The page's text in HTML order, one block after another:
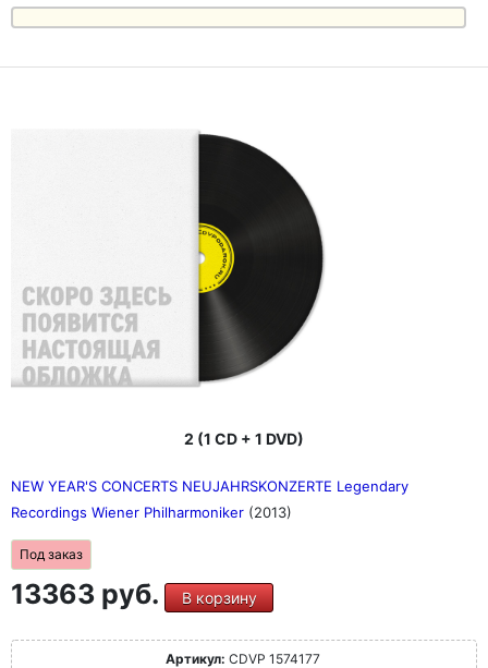
2 (1 CD + 1 DVD)
NEW YEAR'S CONCERTS NEUJAHRSKONZERTE Legendary
Recordings Wiener Philharmoniker (2013)
Под заказ
13363 руб. В корзину
Артикул: CDVP 1574177